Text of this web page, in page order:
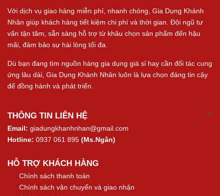
Với dịch vụ giao hàng miễn phí, nhanh chóng, Gia Dụng Khánh
Nhân giúp khách hàng tiết kiệm chi phí và thời gian. Đội ngũ tư
vấn tận tâm, sẵn sàng hỗ trợ từ khâu chọn sản phẩm đến hậu
mãi, đảm bảo sự hài lòng tối đa.
Dù bạn đang tìm nguồn hàng gia dụng giá sỉ hay cần đối tác cung
ứng lâu dài, Gia Dụng Khánh Nhân luôn là lựa chọn đáng tin cậy
để đồng hành và phát triển.
THÔNG TIN LIÊN HỆ
Email: giadungkhanhnhan@gmail.com
Hotline: 0937 061 895 (Ms.Ngân)
HỖ TRỢ KHÁCH HÀNG
Chính sách thanh toán
Chính sách vận chuyển và giao nhận